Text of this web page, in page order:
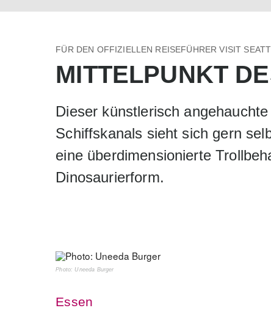
FÜR DEN OFFIZIELLEN REISEFÜHRER VISIT
MITTELPUNKT
Dieser künstlerisch
Schiffskanals sieht sich gern
eine überdimensionierte
Dinosaurierform.
Photo: Uneeda Burger
Essen